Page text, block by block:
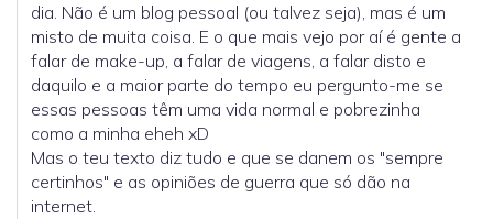
dia. Não é um blog pessoal (ou talvez seja), mas é um
misto de muita coisa. E o que mais vejo por aí é gente a
falar de make-up, a falar de viagens, a falar disto e
daquilo e a maior parte do tempo eu pergunto-me se
essas pessoas têm uma vida normal e pobrezinha
como a minha eheh xD
Mas o teu texto diz tudo e que se danem os "sempre
certinhos" e as opiniões de guerra que só dão na
internet.